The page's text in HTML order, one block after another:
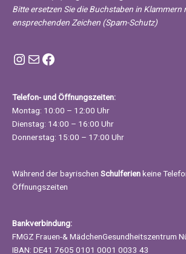
Bitte ersetzen Sie die Buchstaben in Klammern
ensprechenden Zeichen (Spam-Schutz)
Instagram FMGZ Nürnberg
E-MailFacebook
Telefon- und Öffnungszeiten:
Montag: 10:00 – 12:00 Uhr
Dienstag: 14:00 – 16:00 Uhr
Donnerstag: 15:00 – 17:00 Uhr
Während der bayrischen Schulferienkeine
Öffnungszeiten
Bankverbindung:
FMGZ Frauen-& MädchenGesundheitszentrum
IBAN: DE41 7605 0101 0001 0033 43